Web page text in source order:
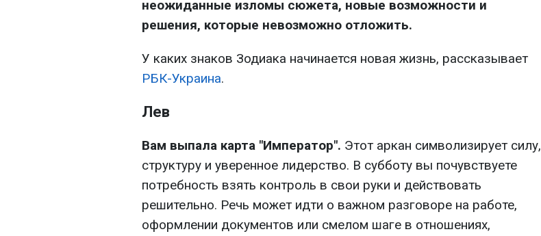
неожиданные изломы сюжета, новые возможности и
решения, которые невозможно отложить.
У каких знаков Зодиака начинается новая жизнь, рассказывает
РБК-Украина.
Лев
Вам выпала карта "Император". Этот аркан символизирует силу,
структуру и уверенное лидерство. В субботу вы почувствуете
потребность взять контроль в свои руки и действовать
решительно. Речь может идти о важном разговоре на работе,
оформлении документов или смелом шаге в отношениях,